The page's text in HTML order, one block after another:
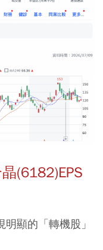
(6182)EPS
顯的「轉機股」